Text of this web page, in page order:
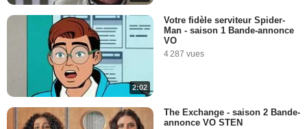
2:02
Votre fidèle serviteur Spider-
Man - saison 1 Bande-annonce
VO
4 287 vues
The Exchange - saison 2 Bande-
annonce VO STEN